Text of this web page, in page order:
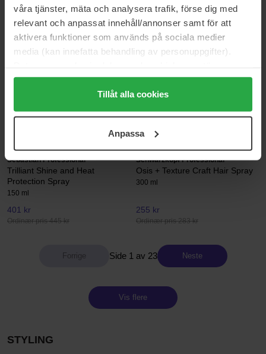
våra tjänster, mäta och analysera trafik, förse dig med
relevant och anpassat innehåll/annonser samt för att
aktivera funktioner som används på sociala medier
media (kan innefatta behandling av personuppgifter).
Genom att trycka på "Tillåt alla cookies" accepterar du
alla cookies, medan du under "Detaljer" kan anpassa
användningen av cookies. Du kan när som helst återkalla
samt vår Integritetspolicy.
Tillåt alla cookies
Anpassa
KMS
AddVolume Styling Foam
320 kr
L'ANZA
Healing Style
235 kr
Hair Play
Ordinær pris 395 kr
Sebastian Professional
Trilliant Shine and Heat
Protection Spray
150 ml
401 kr
Ordinær pris 445 kr
Schwarzkopf Professional
Osis + Texture Craft Hair Spray
300 ml
255 kr
Ordinær pris 283 kr
Side 1 av 23 Neste
Vis flere
STYLING